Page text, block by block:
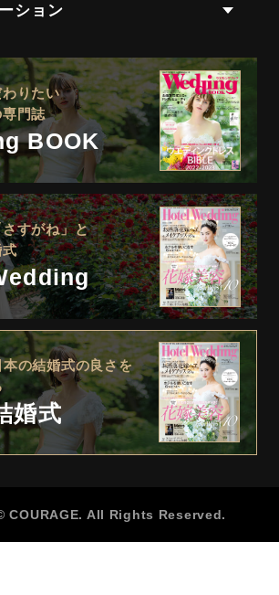
ション
わりたい
門誌
BOOK
すがね」と
式
の結婚式の良さを
婚式
COURAGE. All Rights Reserved.